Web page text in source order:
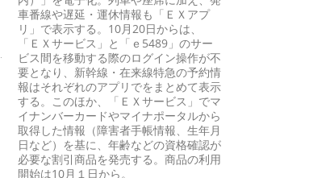
車番線や遅延・運休情報も「ＥＸアプ
リ」で表示する。10月20日からは、
「ＥＸサービス」と「ｅ5489」のサー
ビス間を移動する際のログイン操作が不
要となり、新幹線・在来線特急の予約情
報はそれぞれのアプリでをまとめて表示
する。このほか、「ＥＸサービス」でマ
イナンバーカードやマイナポータルから
取得した情報（障害者手帳情報、生年月
日など）を基に、年齢などの資格確認が
必要な割引商品を発売する。商品の利用
開始は10月１日から。